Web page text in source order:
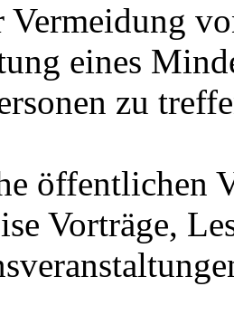
eines
zu
öffentlichen
Vorträge,